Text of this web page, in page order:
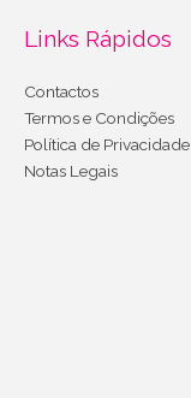
Links Rápidos
Contactos
Termos e Condições
Política de Privacidade
Notas Legais